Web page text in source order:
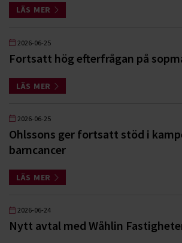
LÄS MER
2026-06-25
Fortsatt hög efterfrågan på
LÄS MER
2026-06-25
Ohlssons ger fortsatt stöd i
barncancer
LÄS MER
2026-06-24
Nytt avtal med Wåhlin